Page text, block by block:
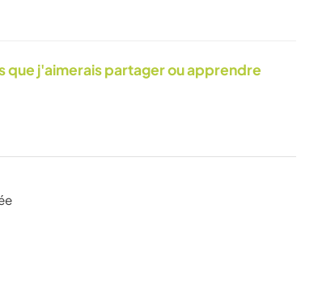
que j'aimerais partager ou apprendre